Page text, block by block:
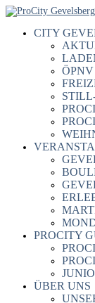
CITY
PROCITY
ÜBER UNS